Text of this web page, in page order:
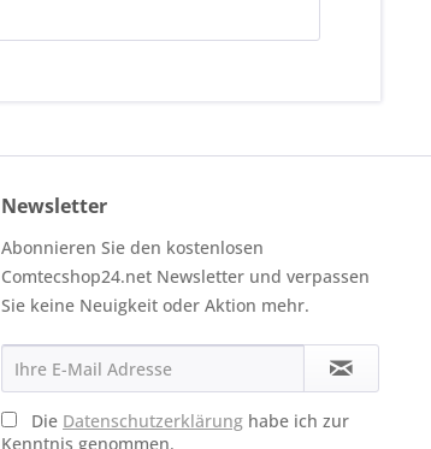
Newsletter
Abonnieren Sie den kostenlosen
Comtecshop24.net Newsletter und verpassen
Sie keine Neuigkeit oder Aktion mehr.
Die Datenschutzerklärung habe ich zur
Kenntnis genommen.